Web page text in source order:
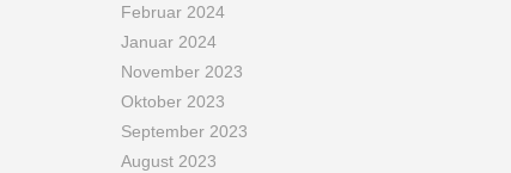
Februar 2024
Januar 2024
November 2023
Oktober 2023
September 2023
August 2023